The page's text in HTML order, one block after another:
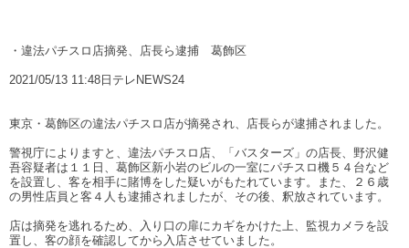
・違法パチスロ店摘発、店長ら逮捕 葛飾区
2021/05/13 11:48日テレNEWS24
東京・葛飾区の違法パチスロ店が摘発され、店長らが逮捕されました。
警視庁によりますと、違法パチスロ店、「バスターズ」の店長、野沢健
吾容疑者は１１日、葛飾区新小岩のビルの一室にパチスロ機５４台など
を設置し、客を相手に賭博をした疑いがもたれています。また、２６歳
の男性店員と客４人も逮捕されましたが、その後、釈放されています。
店は摘発を逃れるため、入り口の扉にカギをかけた上、監視カメラを設
置し、客の顔を確認してから入店させていました。